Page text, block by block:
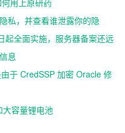
用上原研药
私，并查看谁泄露你的隐
起全面实施，服务器备案还远
息
于 CredSSP 加密 Oracle 修
容量锂电池